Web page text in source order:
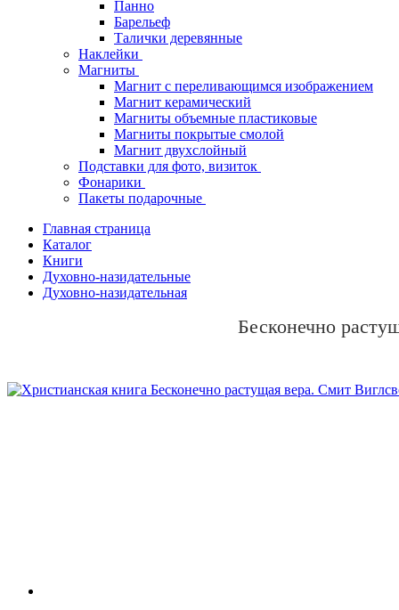
Панно
Барельеф
Талички деревянные
Наклейки
Магниты
Магнит с переливающимся изображением
Магнит керамический
Магниты объемные пластиковые
Магниты покрытые смолой
Магнит двухслойный
Подставки для фото, визиток
Фонарики
Пакеты подарочные
Главная страница
Каталог
Книги
Духовно-назидательные
Духовно-назидательная
Бесконечно